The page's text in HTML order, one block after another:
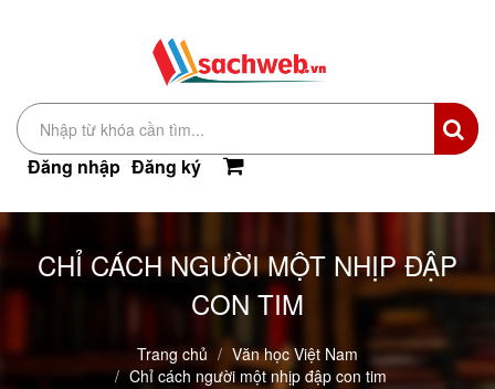
Đăng nhập Đăng ký
CHỈ CÁCH NGƯỜI MỘT NHỊP ĐẬP
CON TIM
Trang chủ
Văn học Việt Nam
Chỉ cách người một nhịp đập con tim